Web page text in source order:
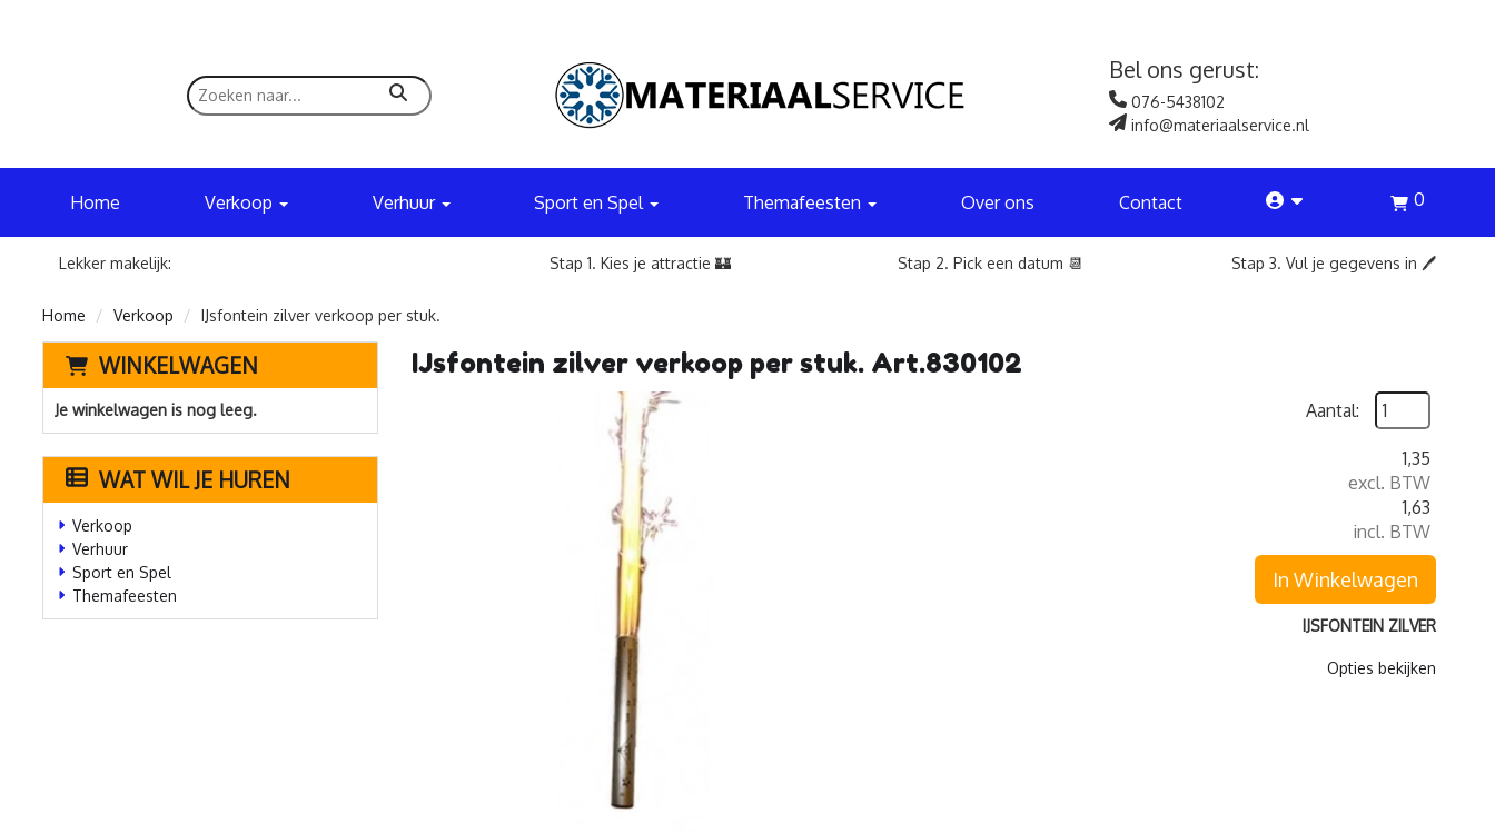
zoeken
Bel ons gerust:
076-5438102
info@materiaalservice.nl
Home Verkoop Verhuur Sport en Spel Themafeesten Over ons Contact account 0
Lekker makelijk: Stap 1. Kies je attractie 🏰 Stap 2. Pick een datum 📆 Stap 3. Vul je gegevens in 🖊️
Home Verkoop IJsfontein zilver verkoop per stuk.
WINKELWAGEN
Je winkelwagen is nog leeg.
WAT WIL JE HUREN
Verkoop
Verhuur
Sport en Spel
Themafeesten
IJsfontein zilver verkoop per stuk. Art.830102
Aantal:
1,35
excl. BTW
1,63
incl. BTW
In Winkelwagen
IJSFONTEIN ZILVER
Opties bekijken